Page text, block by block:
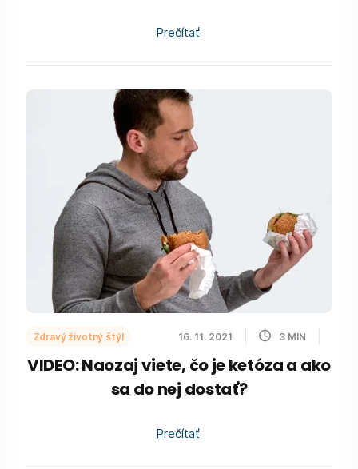
Prečítať
Zdravý životný štýl 16. 11. 2021 3 MIN
VIDEO: Naozaj viete, čo je ketóza a ako
sa do nej dostať?
Prečítať